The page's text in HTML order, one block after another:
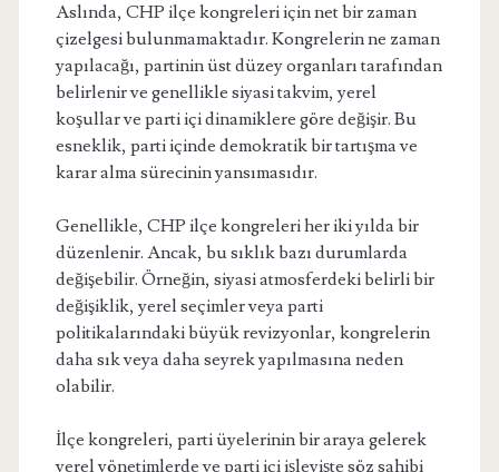
Aslında, CHP ilçe kongreleri için net bir zaman
çizelgesi bulunmamaktadır. Kongrelerin ne zaman
yapılacağı, partinin üst düzey organları tarafından
belirlenir ve genellikle siyasi takvim, yerel
koşullar ve parti içi dinamiklere göre değişir. Bu
esneklik, parti içinde demokratik bir tartışma ve
karar alma sürecinin yansımasıdır.
Genellikle, CHP ilçe kongreleri her iki yılda bir
düzenlenir. Ancak, bu sıklık bazı durumlarda
değişebilir. Örneğin, siyasi atmosferdeki belirli bir
değişiklik, yerel seçimler veya parti
politikalarındaki büyük revizyonlar, kongrelerin
daha sık veya daha seyrek yapılmasına neden
olabilir.
İlçe kongreleri, parti üyelerinin bir araya gelerek
yerel yönetimlerde ve parti içi işleyişte söz sahibi